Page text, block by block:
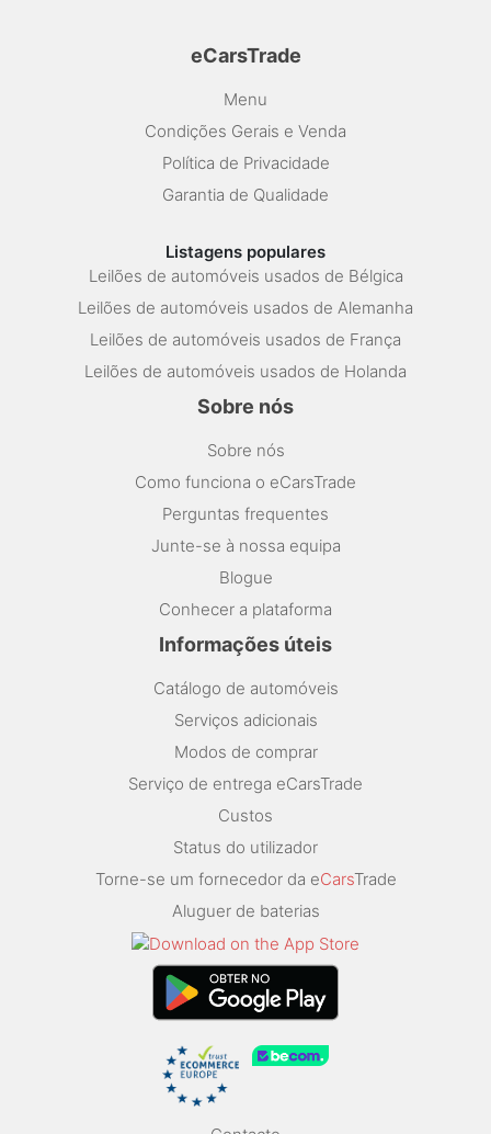
eCarsTrade
Menu
Condições Gerais e Venda
Política de Privacidade
Garantia de Qualidade
Listagens populares
Leilões de automóveis usados de Bélgica
Leilões de automóveis usados de Alemanha
Leilões de automóveis usados de França
Leilões de automóveis usados de Holanda
Sobre nós
Sobre nós
Como funciona o eCarsTrade
Perguntas frequentes
Junte-se à nossa equipa
Blogue
Conhecer a plataforma
Informações úteis
Catálogo de automóveis
Serviços adicionais
Modos de comprar
Serviço de entrega eCarsTrade
Custos
Status do utilizador
Torne-se um fornecedor da eCarsTrade
Aluguer de baterias